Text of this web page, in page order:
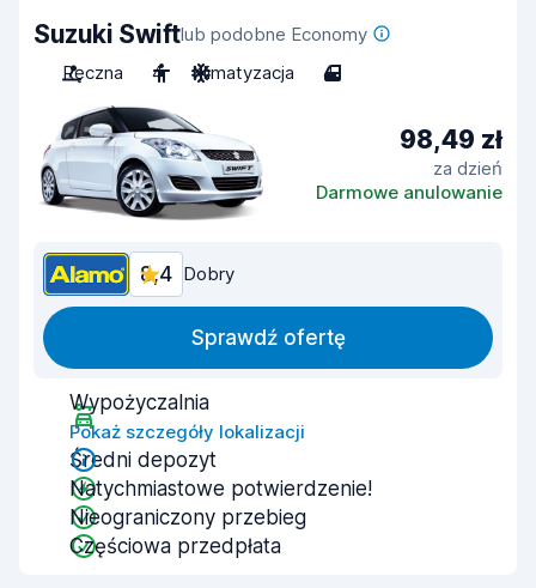
Suzuki Swiftlub podobne Economy
Ręczna
4 Klimatyzacja 4
98,49 zł
za dzień
Darmowe anulowanie
8,4 Dobry
Sprawdź ofertę
Wypożyczalnia
Pokaż szczegóły lokalizacji
Średni depozyt
Natychmiastowe potwierdzenie!
Nieograniczony przebieg
Częściowa przedpłata